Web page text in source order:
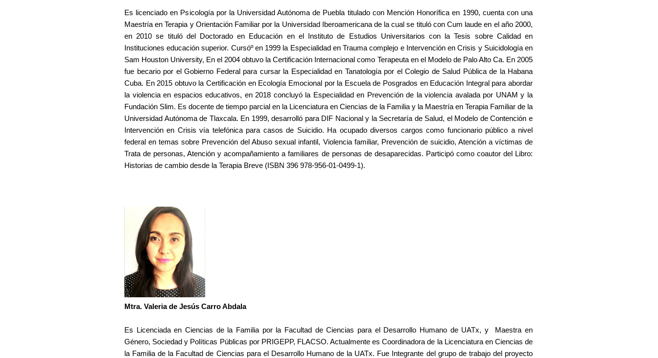
Es licenciado en Psicología por la Universidad Autónoma de Puebla titulado con Mención Honorífica en 1990, cuenta con una
Maestría en Terapia y Orientación Familiar por la Universidad Iberoamericana de la cual se tituló con Cum laude en el año 2000,
en 2010 se tituló del Doctorado en Educación en el Instituto de Estudios Universitarios con la Tesis sobre Calidad en
Instituciones educación superior. Cursóº en 1999 la Especialidad en Trauma complejo e Intervención en Crisis y Suicidología en
Sam Houston University, En el 2004 obtuvo la Certificación Internacional como Terapeuta en el Modelo de Palo Alto Ca. En 2005
fue becario por el Gobierno Federal para cursar la Especialidad en Tanatología por el Colegio de Salud Pública de la Habana
Cuba. En 2015 obtuvo la Certificación en Ecología Emocional por la Escuela de Posgrados en Educación Integral para abordar
la violencia en espacios educativos, en 2018 concluyó la Especialidad en Prevención de la violencia avalada por UNAM y la
Fundación Slim. Es docente de tiempo parcial en la Licenciatura en Ciencias de la Familia y la Maestría en Terapia Familiar de la
Universidad Autónoma de Tlaxcala. En 1999, desarrolló para DIF Nacional y la Secretaría de Salud, el Modelo de Contención e
Intervención en Crisis vía telefónica para casos de Suicidio. Ha ocupado diversos cargos como funcionario público a nivel
federal en temas sobre Prevención del Abuso sexual infantil, Violencia familiar, Prevención de suicidio, Atención a víctimas de
Trata de personas, Atención y acompañamiento a familiares de personas de desaparecidas. Participó como coautor del Libro:
Historias de cambio desde la Terapia Breve (ISBN 396 978-956-01-0499-1).
Mtra. Valeria de Jesús Carro Abdala
Es Licenciada en Ciencias de la Familia por la Facultad de Ciencias para el Desarrollo Humano de UATx, y Maestra en
Género, Sociedad y Políticas Públicas por PRIGEPP, FLACSO. Actualmente es Coordinadora de la Licenciatura en Ciencias de
la Familia de la Facultad de Ciencias para el Desarrollo Humano de la UATx. Fue Integrante del grupo de trabajo del proyecto